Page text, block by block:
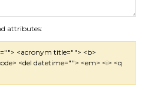
attributes:
<acronym title=""> <b>
<del datetime=""> <em> <i> <q